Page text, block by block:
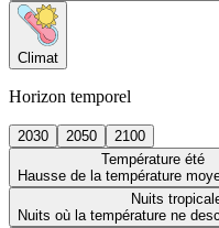
Climat
Horizon temporel
2030 2050
2100
Température été
Hausse de la température
Nuits
Nuits où la température ne